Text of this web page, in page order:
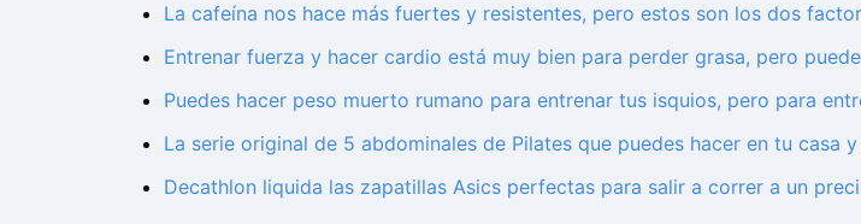
La cafeína nos hace más fuertes y resistentes, pero estos son los dos
Entrenar fuerza y hacer cardio está muy bien para perder grasa, pero
Puedes hacer peso muerto rumano para entrenar tus isquios, pero para
La serie original de 5 abdominales de Pilates que puedes hacer en tu casa
Decathlon liquida las zapatillas Asics perfectas para salir a correr a un